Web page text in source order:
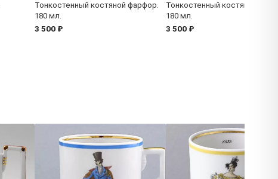
Тонкостенный костяной фарфор.
180 мл.
3 500 ₽
Тонкостенный костяной
180 мл.
3 500 ₽